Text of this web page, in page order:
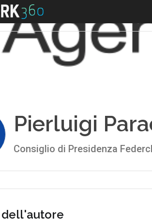
Pierluigi
Consiglio di Presidenza